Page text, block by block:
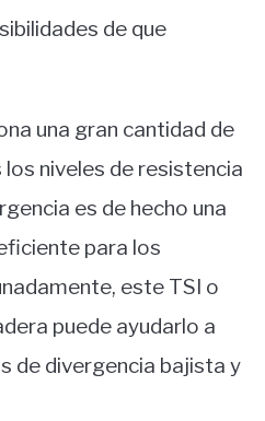
de que
una gran cantidad de
niveles de resistencia
es de hecho una
para los
este TSI o
puede ayudarlo a
de divergencia bajista y